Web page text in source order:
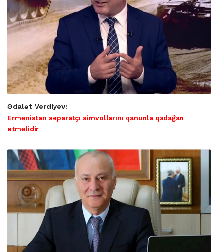
Ədalət Verdiyev:
Ermənistan separatçı simvollarını qanunla qadağan
etməlidir